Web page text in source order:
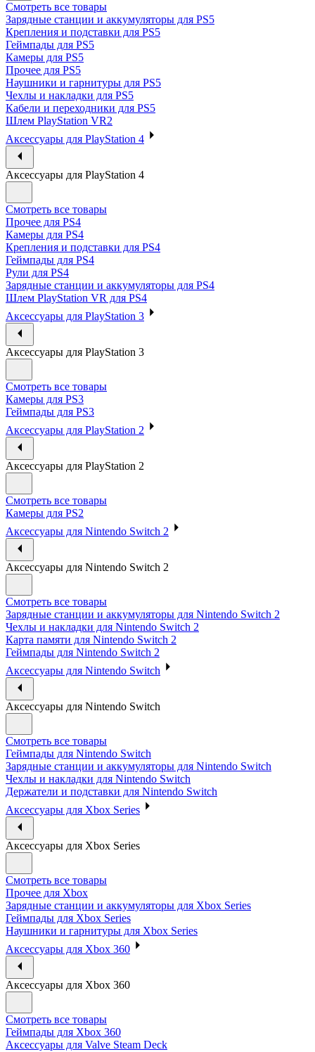
Смотреть все товары
Зарядные станции и аккумуляторы для PS5
Крепления и подставки для PS5
Геймпады для PS5
Камеры для PS5
Прочее для PS5
Наушники и гарнитуры для PS5
Чехлы и накладки для PS5
Кабели и переходники для PS5
Шлем PlayStation VR2
Аксессуары для PlayStation 4
Аксессуары для PlayStation 4
Смотреть все товары
Прочее для PS4
Камеры для PS4
Крепления и подставки для PS4
Геймпады для PS4
Рули для PS4
Зарядные станции и аккумуляторы для PS4
Шлем PlayStation VR для PS4
Аксессуары для PlayStation 3
Аксессуары для PlayStation 3
Смотреть все товары
Камеры для PS3
Геймпады для PS3
Аксессуары для PlayStation 2
Аксессуары для PlayStation 2
Смотреть все товары
Камеры для PS2
Аксессуары для Nintendo Switch 2
Аксессуары для Nintendo Switch 2
Смотреть все товары
Зарядные станции и аккумуляторы для Nintendo Switch 2
Чехлы и накладки для Nintendo Switch 2
Карта памяти для Nintendo Switch 2
Геймпады для Nintendo Switch 2
Аксессуары для Nintendo Switch
Аксессуары для Nintendo Switch
Смотреть все товары
Геймпады для Nintendo Switch
Зарядные станции и аккумуляторы для Nintendo Switch
Чехлы и накладки для Nintendo Switch
Держатели и подставки для Nintendo Switch
Аксессуары для Xbox Series
Аксессуары для Xbox Series
Смотреть все товары
Прочее для Xbox
Зарядные станции и аккумуляторы для Xbox Series
Геймпады для Xbox Series
Наушники и гарнитуры для Xbox Series
Аксессуары для Xbox 360
Аксессуары для Xbox 360
Смотреть все товары
Геймпады для Xbox 360
Аксессуары для Valve Steam Deck